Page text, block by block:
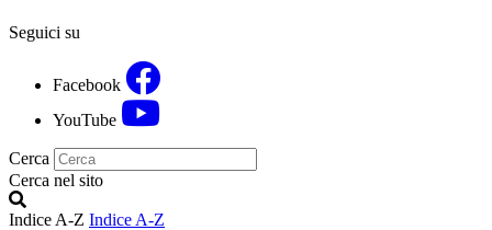
Seguici su
Facebook
YouTube
Cerca
Cerca nel sito
Indice A-Z Indice A-Z